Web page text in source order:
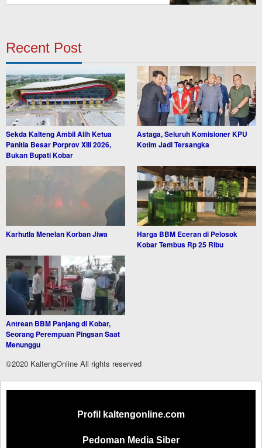
Recent Post
Sekda Kalteng Ambil Alih Ketua
Panitia Besar Porprov XIII 2026,
Bukan Bupati Kobar
Astaga, Seluruh Komisioner KPU
Kotim Jadi Tersangka
Karhutla Menelan Korban Jiwa
Harga BBM Eceran di Pelosok
Kobar Tembus Rp 25 Ribu
Antrean BBM Panjang di Kobar,
Seorang Perempuan Pingsan Saat
Menunggu
©2020 KaltengOnline All rights reserved
Profil kaltengonline.com
Pedoman Media Siber